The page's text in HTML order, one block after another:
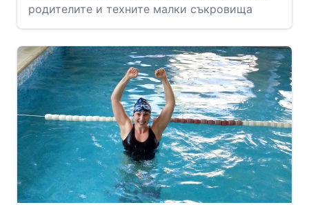
родителите и техните малки съкровища